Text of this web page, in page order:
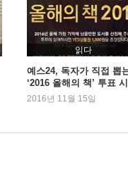
읽다
예스24, 독자가 직접 뽑
‘2016 올해의 책’ 투표
2016년 11월 15일